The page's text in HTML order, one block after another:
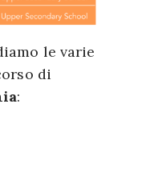
le varie
di
: